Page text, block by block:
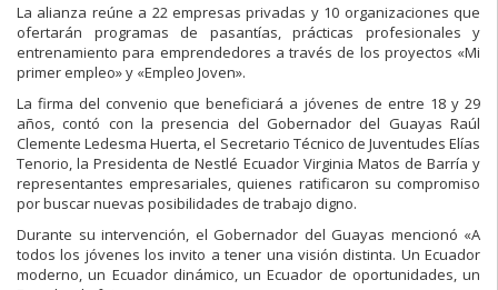
La alianza reúne a 22 empresas privadas y 10 organizaciones que
ofertarán programas de pasantías, prácticas profesionales y
entrenamiento para emprendedores a través de los proyectos «Mi
primer empleo» y «Empleo Joven».
La firma del convenio que beneficiará a jóvenes de entre 18 y 29
años, contó con la presencia del Gobernador del Guayas Raúl
Clemente Ledesma Huerta, el Secretario Técnico de Juventudes Elías
Tenorio, la Presidenta de Nestlé Ecuador Virginia Matos de Barría y
representantes empresariales, quienes ratificaron su compromiso
por buscar nuevas posibilidades de trabajo digno.
Durante su intervención, el Gobernador del Guayas mencionó «A
todos los jóvenes los invito a tener una visión distinta. Un Ecuador
moderno, un Ecuador dinámico, un Ecuador de oportunidades, un